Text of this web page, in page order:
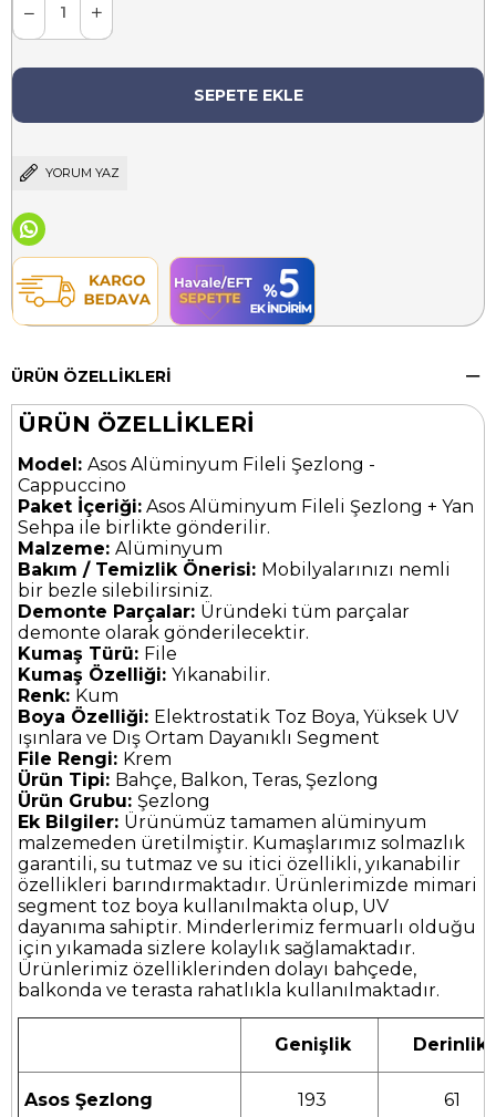
YORUM YAZ
ÜRÜN ÖZELLIKLERI
ÜRÜN ÖZELLİKLERİ
Model: Asos Alüminyum Fileli Şezlong -
Cappuccino
Paket İçeriği: Asos Alüminyum Fileli Şezlong + Yan
Sehpa ile birlikte gönderilir.
Malzeme: Alüminyum
Bakım / Temizlik Önerisi: Mobilyalarınızı nemli
bir bezle silebilirsiniz.
Demonte Parçalar: Üründeki tüm parçalar
demonte olarak gönderilecektir.
Kumaş Türü: File
Kumaş Özelliği: Yıkanabilir.
Renk: Kum
Boya Özelliği: Elektrostatik Toz Boya, Yüksek UV
ışınlara ve Dış Ortam Dayanıklı Segment
File Rengi: Krem
Ürün Tipi: Bahçe, Balkon, Teras, Şezlong
Ürün Grubu: Şezlong
Ek Bilgiler: Ürünümüz tamamen alüminyum
malzemeden üretilmiştir. Kumaşlarımız solmazlık
garantili, su tutmaz ve su itici özellikli, yıkanabilir
özellikleri barındırmaktadır. Ürünlerimizde mimari
segment toz boya kullanılmakta olup, UV
dayanıma sahiptir. Minderlerimiz fermuarlı olduğu
için yıkamada sizlere kolaylık sağlamaktadır.
Ürünlerimiz özelliklerinden dolayı bahçede,
balkonda ve terasta rahatlıkla kullanılmaktadır.
Genişlik Derinlik
Asos Şezlong 193 61